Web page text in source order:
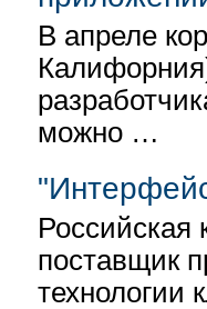
В апреле
можно …
Российская
поставщик
технологии